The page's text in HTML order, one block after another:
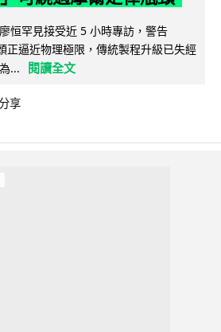
恒罕見接受近 5 小時專訪，警告
正逼近物理極限，傳統製程升級已失經
...
閱讀全文
享